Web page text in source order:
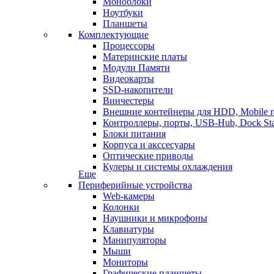
Ноутбуки
Планшеты
Комплектующие
Процессоры
Материнские платы
Модули Памяти
Видеокарты
SSD-накопители
Винчестеры
Внешние контейнеры для HDD, Mobile
Контроллеры, порты, USB-Hub, Dock
Блоки питания
Корпуса и акссесуары
Оптические приводы
Кулеры и системы охлаждения
Еще
Периферийные устройства
Web-камеры
Колонки
Наушники и микрофоны
Клавиатуры
Манипуляторы
Мыши
Мониторы